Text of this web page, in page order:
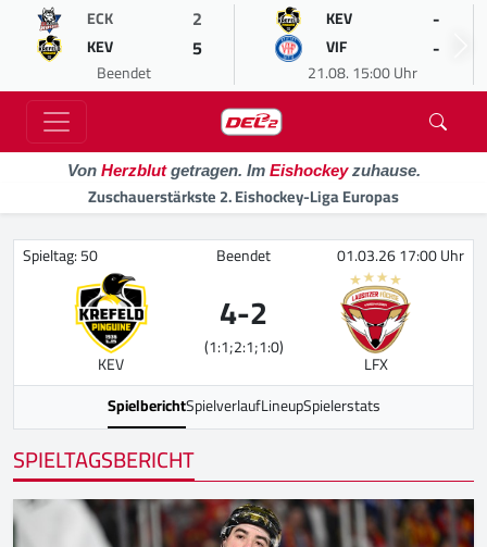
ECK 2
KEV 5
Beendet
KEV -
VIF -
21.08. 15:00 Uhr
Von Herzblutgetragen. Im Eishockeyzuhause.
Zuschauerstärkste 2. Eishockey-Liga Europas
Spieltag: 50 Beendet 01.03.26 17:00 Uhr
KEV
4-2
(1:1;2:1;1:0)
LFX
SpielberichtSpielverlaufLineupSpielerstats
SPIELTAGSBERICHT